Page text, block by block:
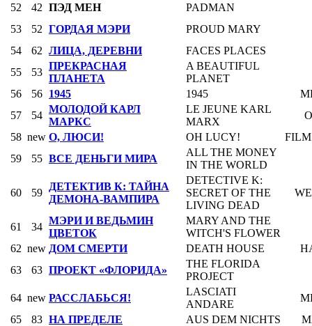
52 42 ПЭД МЕН
PADMAN
53
52 ГОРДАЯ МЭРИ
PROUD MARY
54
62 ЛИЦА, ДЕРЕВНИ
FACES PLACES
55
53
ПРЕКРАСНАЯ
ПЛАНЕТА
A BEAUTIFUL
PLANET
56
56 1945 1945
57
54
МОЛОДОЙ КАРЛ
МАРКС
LE JEUNE KARL
MARX
58 new О, ЛЮСИ! OH LUCY!
59
55 ВСЕ ДЕНЬГИ МИРА
ALL THE MONEY
IN THE WORLD
60 59
ДЕТЕКТИВ К: ТАЙНА
ДЕМОНА-ВАМПИРА
DETECTIVE K:
SECRET OF THE
LIVING DEAD
61 34
МЭРИ И ВЕДЬМИН
ЦВЕТОК
MARY AND THE
WITCH'S FLOWER
62 new ДОМ СМЕРТИ DEATH HOUSE
63
63 ПРОЕКТ «ФЛОРИДА»
THE FLORIDA
PROJECT
64 new РАССЛАБЬСЯ!
LASCIATI
ANDARE
65
83 НА ПРЕДЕЛЕ AUS DEM NICHTS